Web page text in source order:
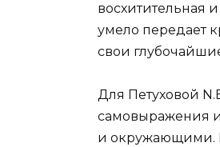
восхитительная
умело передает
свои
Для Петуховой
самовыражения и
и окружающими.